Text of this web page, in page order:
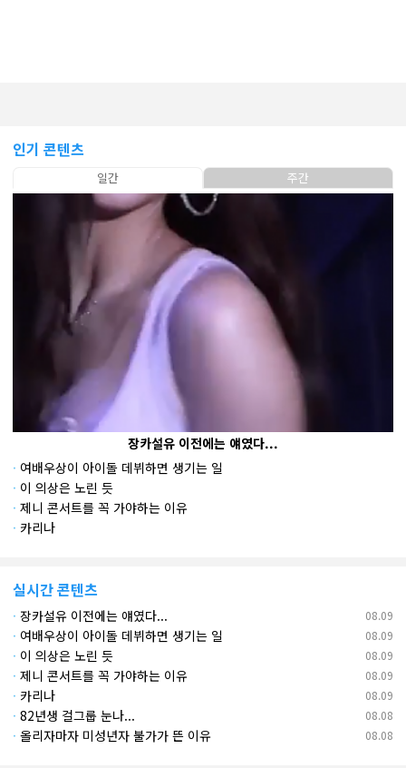
인기 콘텐츠
일간 주간
장카설유 이전에는 얘였다...
· 여배우상이 아이돌 데뷔하면 생기는 일
· 이 의상은 노린 듯
· 제니 콘서트를 꼭 가야하는 이유
· 카리나
실시간 콘텐츠
08.09
· 장카설유 이전에는 얘였다...
08.09
· 여배우상이 아이돌 데뷔하면 생기는 일
08.09
· 이 의상은 노린 듯
08.09
· 제니 콘서트를 꼭 가야하는 이유
08.09
· 카리나
08.08
· 82년생 걸그룹 눈나...
08.08
· 올리자마자 미성년자 불가가 뜬 이유